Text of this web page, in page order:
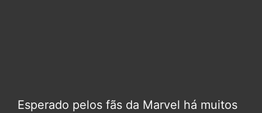
Esperado pelos fãs da Marvel há muitos